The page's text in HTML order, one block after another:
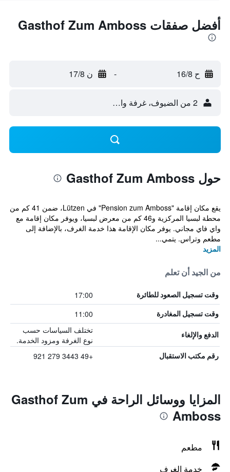
أفضل صفقات Gasthof Zum Amboss
ح 16/8 - ن 17/8
2 من الضيوف، غرفة واحدة
حول Gasthof Zum Amboss
يقع مكان إقامة "Pension zum Amboss" في Lützen، ضمن 41 كم من
محطة لبسيا المركزية و46 كم من معرض لبسيا، ويوفر مكان إقامة مع
واي فاي مجاني. يوفر مكان الإقامة هذا خدمة الغرف، بالإضافة إلى
مطعم وتراس. يتمي...
المزيد
من الجيد أن تعلم
وقت تسجيل الصعود للطائرة 17:00
وقت تسجيل المغادرة 11:00
الدفع والإلغاء
تختلف السياسات حسب
نوع الغرفة ومزود الخدمة.
رقم مكتب الاستقبال +49 3443 279 921
المزايا ووسائل الراحة في Gasthof Zum
Amboss
مطعم
خدمة الغرف